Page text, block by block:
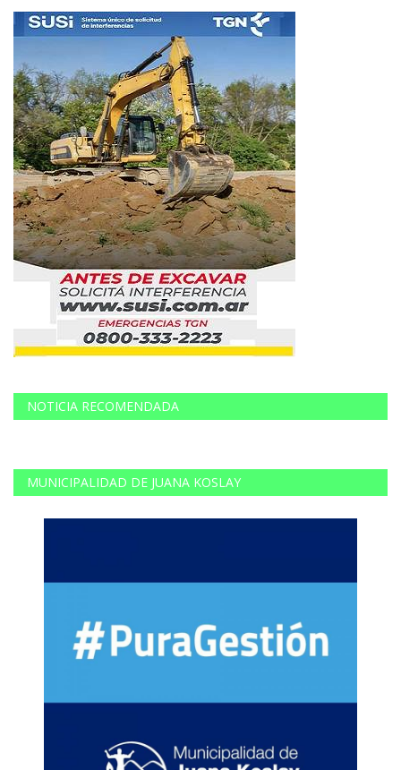
NOTICIA RECOMENDADA
MUNICIPALIDAD DE JUANA KOSLAY